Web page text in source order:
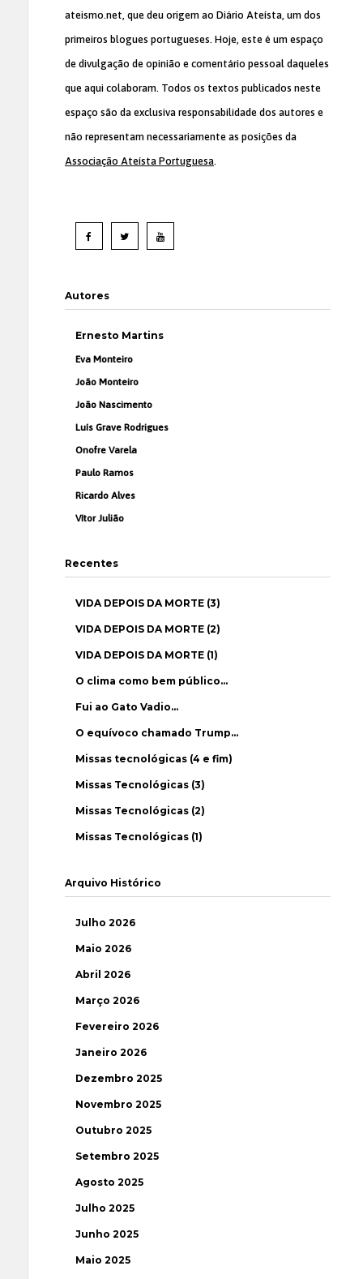
ateismo.net, que deu origem ao Diário Ateísta, um dos
primeiros blogues portugueses. Hoje, este é um espaço
de divulgação de opinião e comentário pessoal daqueles
que aqui colaboram. Todos os textos publicados neste
espaço são da exclusiva responsabilidade dos autores e
não representam necessariamente as posições da
Associação Ateísta Portuguesa.
Autores
Ernesto Martins
Eva Monteiro
João Monteiro
João Nascimento
Luís Grave Rodrigues
Onofre Varela
Paulo Ramos
Ricardo Alves
Vítor Julião
Recentes
VIDA DEPOIS DA MORTE (3)
VIDA DEPOIS DA MORTE (2)
VIDA DEPOIS DA MORTE (1)
O clima como bem público…
Fui ao Gato Vadio…
O equívoco chamado Trump…
Missas tecnológicas (4 e fim)
Missas Tecnológicas (3)
Missas Tecnológicas (2)
Missas Tecnológicas (1)
Arquivo Histórico
Julho 2026
Maio 2026
Abril 2026
Março 2026
Fevereiro 2026
Janeiro 2026
Dezembro 2025
Novembro 2025
Outubro 2025
Setembro 2025
Agosto 2025
Julho 2025
Junho 2025
Maio 2025